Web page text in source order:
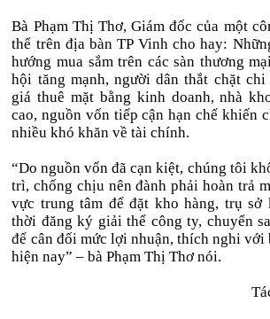
Bà Phạm Thị Thơ, Giám đốc của một
thể trên địa bàn TP Vinh cho hay:
hướng mua sắm trên các sàn thương
hội tăng mạnh, người dân thắt chặt
giá thuê mặt bằng kinh doanh, nhà
cao, nguồn vốn tiếp cận hạn chế khiến
nhiều khó khăn về tài chính.
“Do nguồn vốn đã cạn kiệt, chúng tôi
trì, chống chịu nên đành phải hoàn trả
vực trung tâm để đặt kho hàng, trụ sở
thời đăng ký giải thể công ty, chuyển
để cân đối mức lợi nhuận, thích nghi với
hiện nay” – bà Phạm Thị Thơ nói.